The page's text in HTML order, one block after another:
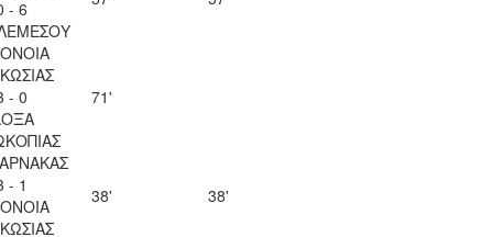
- 6
- 0
71'
- 1
38' 38'